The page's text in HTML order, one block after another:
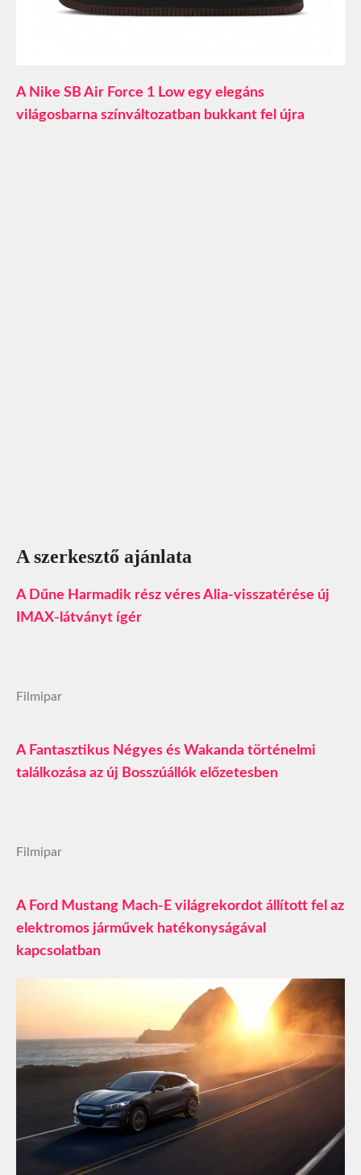
A Nike SB Air Force 1 Low egy elegáns
világosbarna színváltozatban bukkant fel újra
A szerkesztő ajánlata
A Dűne Harmadik rész véres Alia-visszatérése új
IMAX-látványt ígér
Filmipar
A Fantasztikus Négyes és Wakanda történelmi
találkozása az új Bosszúállók előzetesben
Filmipar
A Ford Mustang Mach-E világrekordot állított fel az
elektromos járművek hatékonyságával
kapcsolatban